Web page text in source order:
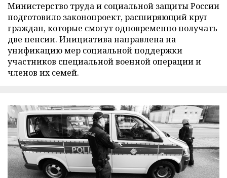
Министерство труда и социальной защиты России
подготовило законопроект, расширяющий круг
граждан, которые смогут одновременно получать
две пенсии. Инициатива направлена на
унификацию мер социальной поддержки
участников специальной военной операции и
членов их семей.